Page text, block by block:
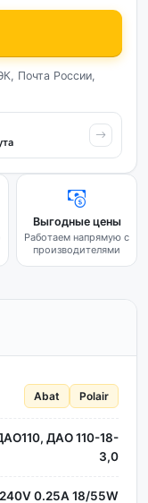
Почта России,
Выгодные цены
Работаем напрямую с
производителями
Abat Polair
ДАО 110-18-
3,0
0.25A 18/55W